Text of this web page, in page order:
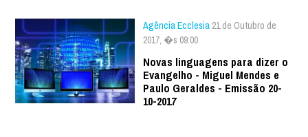
Agência Ecclesia 21 de Outubro de
2017, �s 09:00
Novas linguagens para dizer o
Evangelho - Miguel Mendes e
Paulo Geraldes - Emissão 20-
10-2017